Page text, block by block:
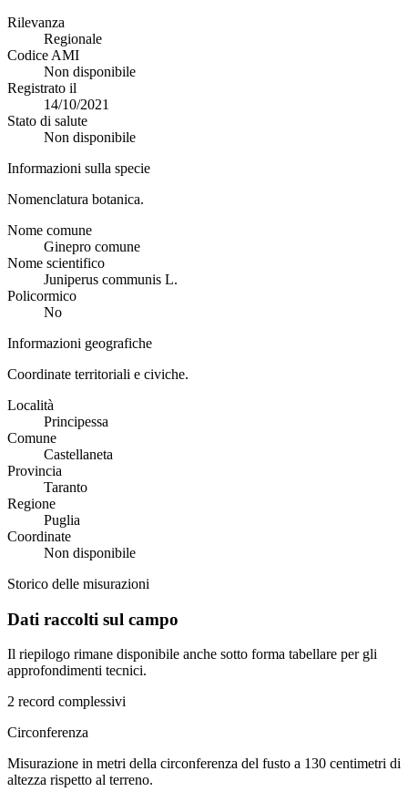
Rilevanza
Regionale
Codice AMI
Non disponibile
Registrato il
14/10/2021
Stato di salute
Non disponibile
Informazioni sulla specie
Nomenclatura botanica.
Nome comune
Ginepro comune
Nome scientifico
Juniperus communis L.
Policormico
No
Informazioni geografiche
Coordinate territoriali e civiche.
Località
Principessa
Comune
Castellaneta
Provincia
Taranto
Regione
Puglia
Coordinate
Non disponibile
Storico delle misurazioni
Dati raccolti sul campo
Il riepilogo rimane disponibile anche sotto forma tabellare per gli
approfondimenti tecnici.
2 record complessivi
Circonferenza
Misurazione in metri della circonferenza del fusto a 130 centimetri di
altezza rispetto al terreno.